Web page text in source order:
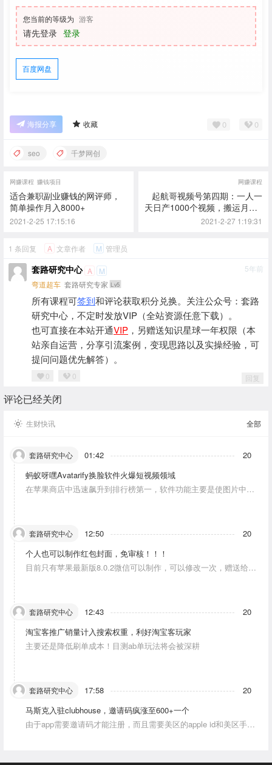
您当前的等级为 游客
请先登录 登录
百度网盘
海报分享 收藏 0 0
seo 千梦网创
网赚课程 赚钱项目
适合兼职副业赚钱的网评师，
简单操作月入8000+
2021-2-25 17:15:16
网赚课程
起航哥视频号第四期：一人一
天日产1000个视频，搬运月赚1
0万+
2021-2-27 1:19:31
1 条回复 A 文章作者 M 管理员
套路研究中心 A
M
弯道超车 套路研究专家 Lv5
5年前
所有课程可签到和评论获取积分兑换。关注公众号：套路
研究中心，不定时发放VIP（全站资源任意下载）。
也可直接在本站开通VIP ，另赠送知识星球一年权限（本
站亲自运营，分享引流案例，变现思路以及实操经验，可
提问问题优先解答）。
0 0 回复
评论已经关闭
生财快讯 全部
套路研究中心 01:42
20
蚂蚁呀嘿Avatarify换脸软件火爆短视频领域
在苹果商店中迅速飙升到排行榜第一，软件功能主要是使图片中的
套路研究中心 12:50
20
个人也可以制作红包封面，免审核！！！
目前只有苹果最新版8.0.2微信可以制作，可以修改一次，赠送给10
套路研究中心 12:43
20
淘宝客推广销量计入搜索权重，利好淘宝客玩家
主要还是降低刷单成本！目测ab单玩法将会被深耕
套路研究中心 17:58
20
马斯克入驻clubhouse，邀请码疯涨至600+一个
由于app需要邀请码才能注册，而且需要美区的apple id和美区手机